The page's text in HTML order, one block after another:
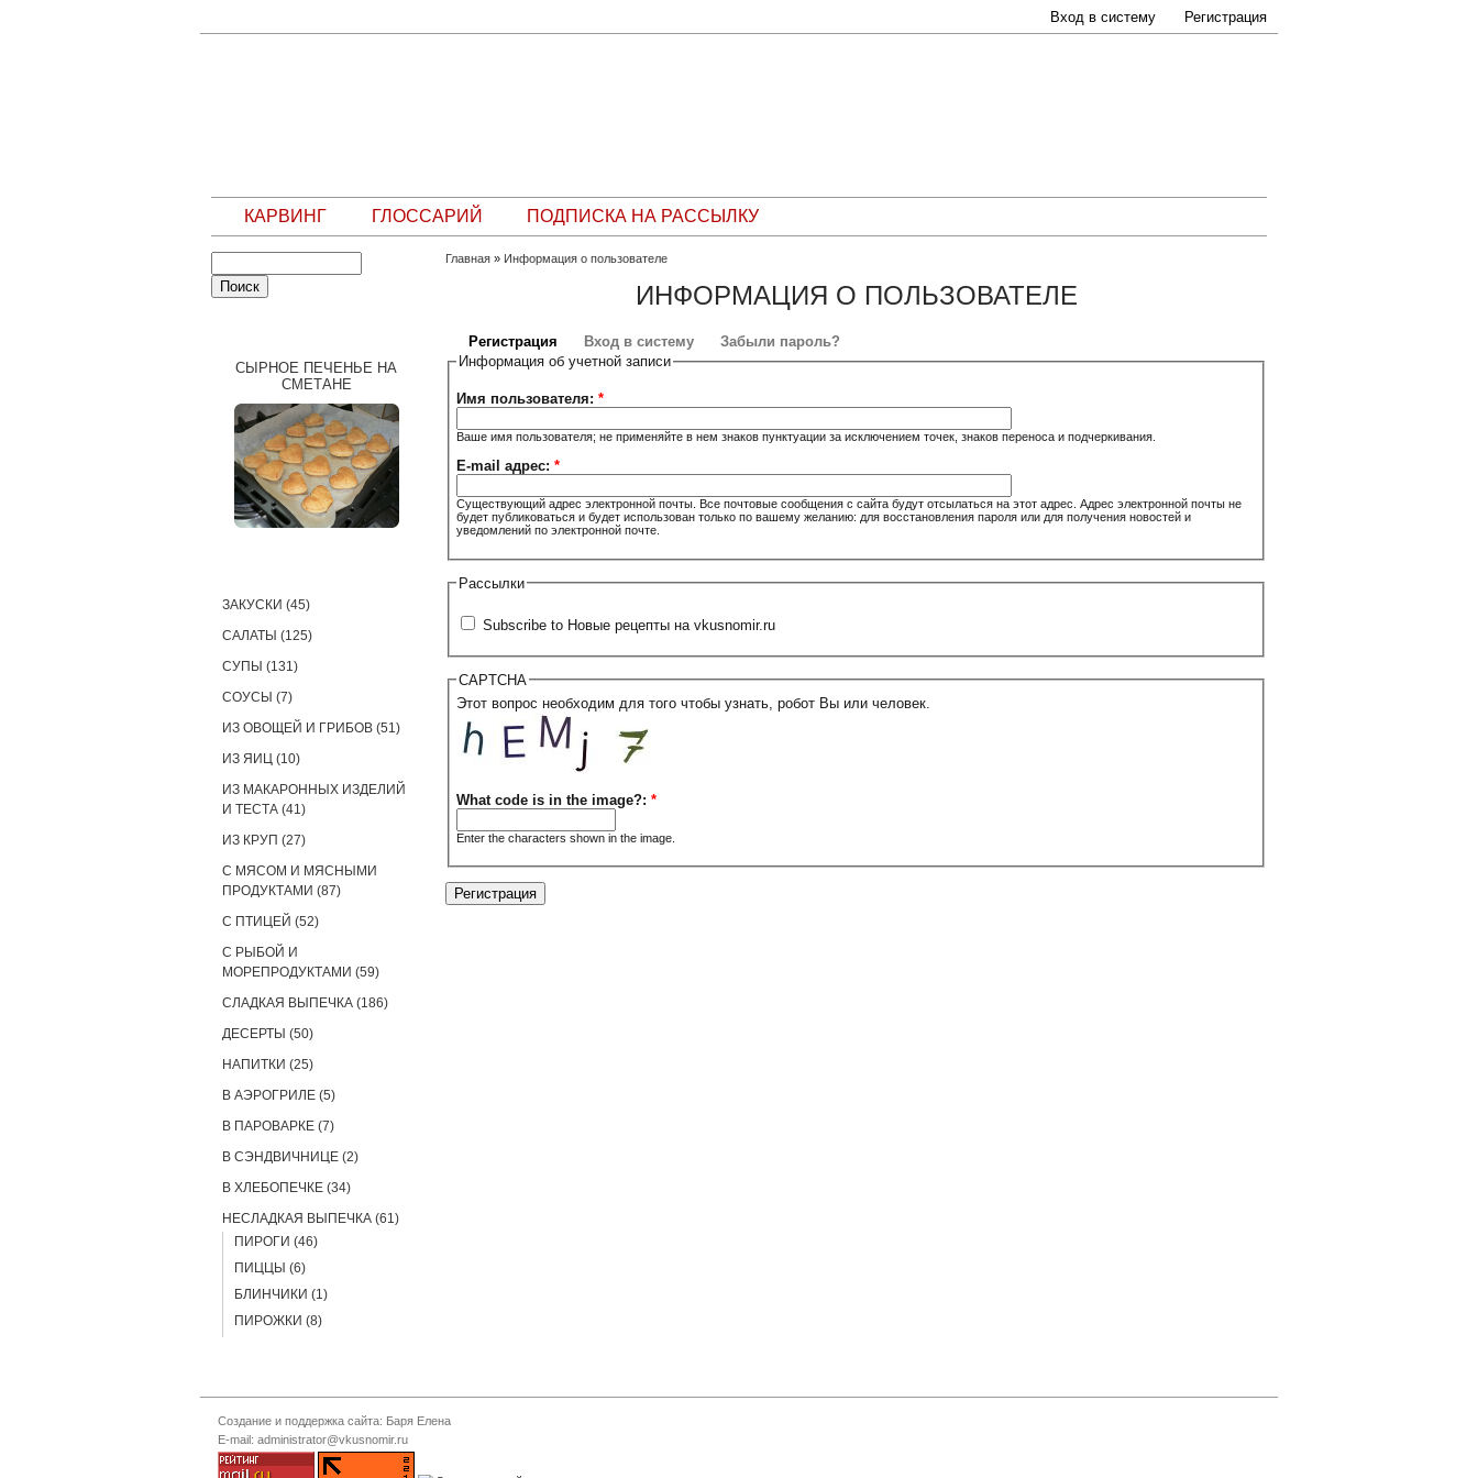
Вход в систему Регистрация
КАРВИНГ ГЛОССАРИЙ ПОДПИСКА НА РАССЫЛКУ
Главная » Информация о пользователе
ИНФОРМАЦИЯ О ПОЛЬЗОВАТЕЛЕ
Регистрация Вход в систему
Забыли пароль?
Информация об учетной записи
Имя пользователя:*
Ваше имя пользователя; не применяйте в нем знаков пунктуации за исключением точек, знаков переноса и подчеркивания.
E-mail адрес:*
Существующий адрес электронной почты. Все почтовые сообщения с сайта будут отсылаться на этот адрес. Адрес электронной почты не
будет публиковаться и будет использован только по вашему желанию: для восстановления пароля или для получения новостей и
уведомлений по электронной почте.
Рассылки
Subscribe to Новые рецепты на vkusnomir.ru
CAPTCHA
Этот вопрос необходим для того чтобы узнать, робот Вы или человек.
What code is in the image?:*
Enter the characters shown in the image.
СЫРНОЕ ПЕЧЕНЬЕ НА
СМЕТАНЕ
ЗАКУСКИ (45)
САЛАТЫ (125)
СУПЫ (131)
СОУСЫ (7)
ИЗ ОВОЩЕЙ И ГРИБОВ (51)
ИЗ ЯИЦ (10)
ИЗ МАКАРОННЫХ ИЗДЕЛИЙ
И ТЕСТА (41)
ИЗ КРУП (27)
С МЯСОМ И МЯСНЫМИ
ПРОДУКТАМИ (87)
С ПТИЦЕЙ (52)
С РЫБОЙ И
МОРЕПРОДУКТАМИ (59)
СЛАДКАЯ ВЫПЕЧКА (186)
ДЕСЕРТЫ (50)
НАПИТКИ (25)
В АЭРОГРИЛЕ (5)
В ПАРОВАРКЕ (7)
В СЭНДВИЧНИЦЕ (2)
В ХЛЕБОПЕЧКЕ (34)
НЕСЛАДКАЯ ВЫПЕЧКА (61)
ПИРОГИ (46)
ПИЦЦЫ (6)
БЛИНЧИКИ (1)
ПИРОЖКИ (8)
Создание и поддержка сайта: Баря Елена
E-mail: administrator@vkusnomir.ru